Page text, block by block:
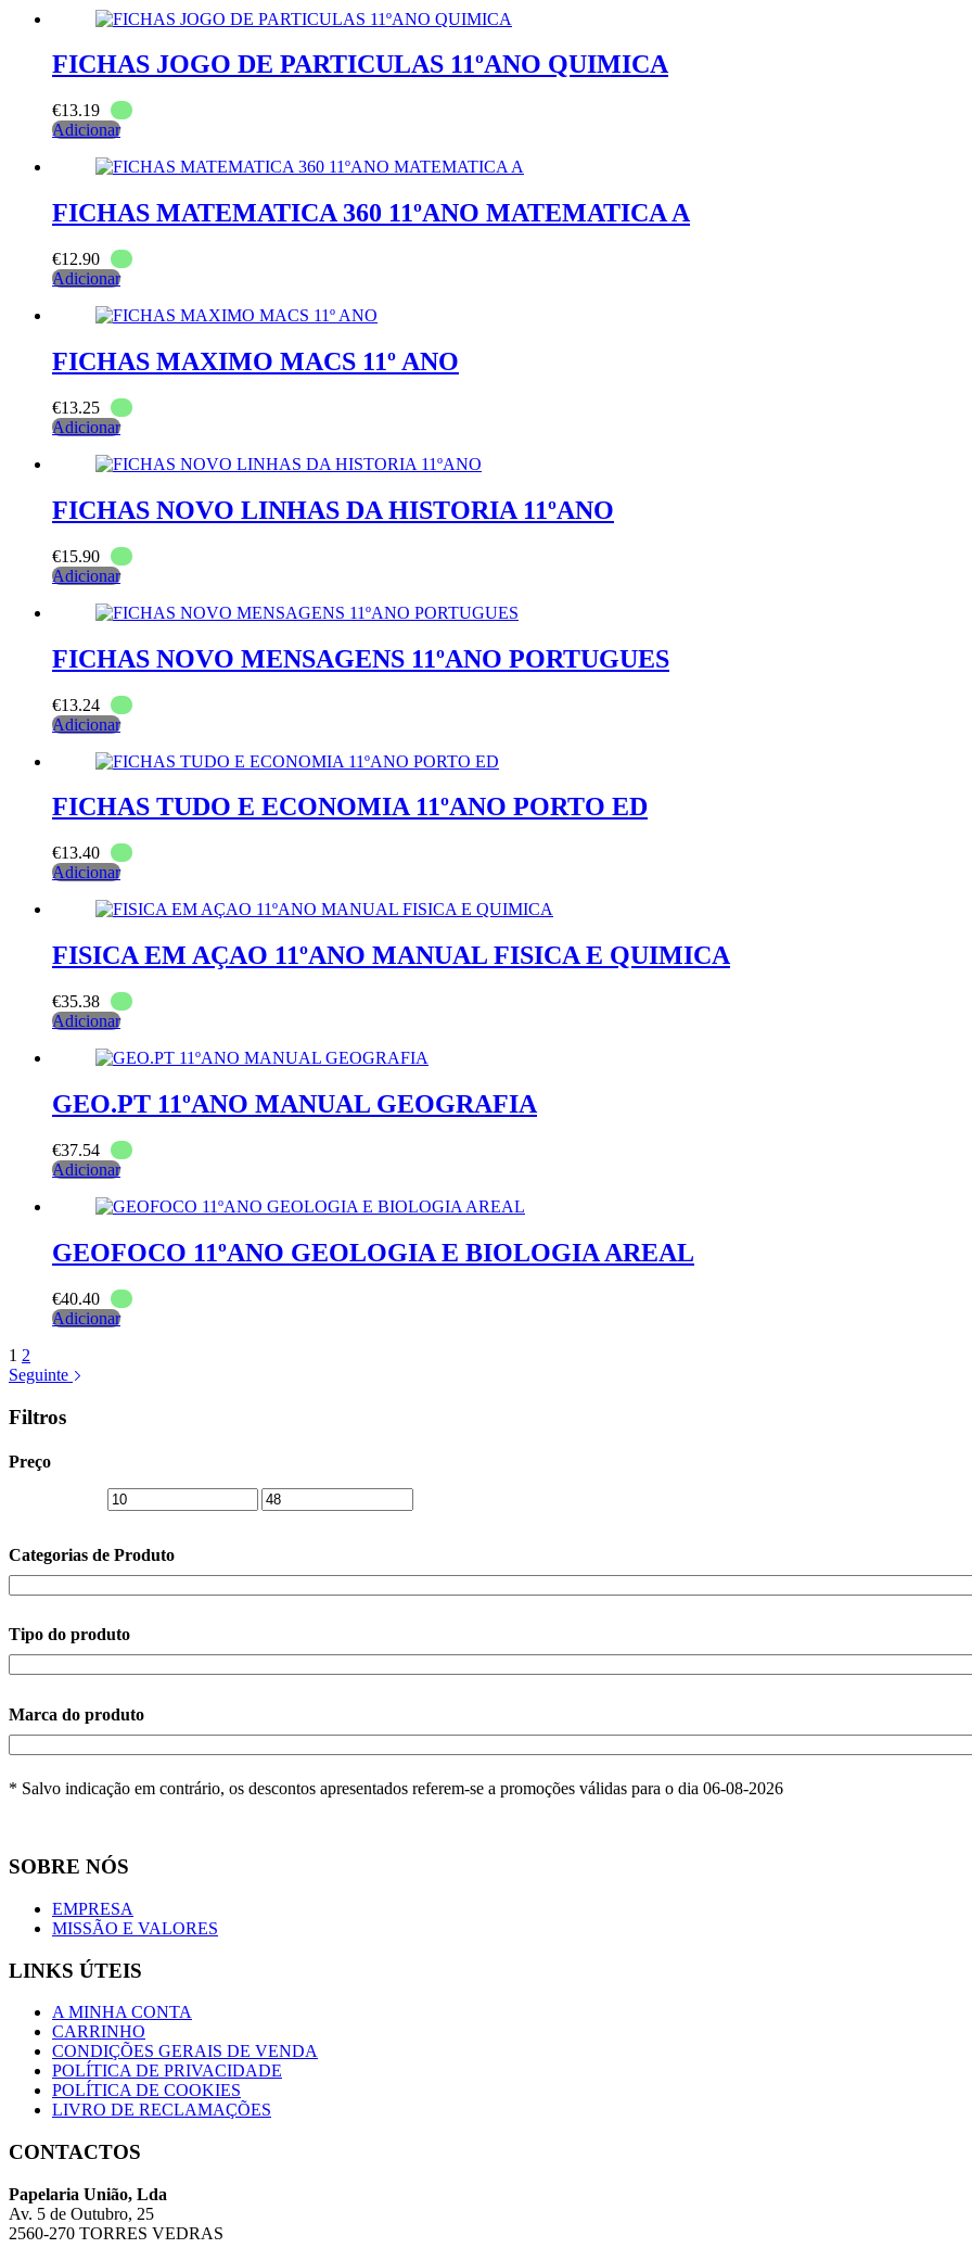
FICHAS JOGO DE PARTICULAS 11ºANO QUIMICA
€13.19
Adicionar
FICHAS MATEMATICA 360 11ºANO MATEMATICA A
€12.90
Adicionar
FICHAS MAXIMO MACS 11º ANO
€13.25
Adicionar
FICHAS NOVO LINHAS DA HISTORIA 11ºANO
€15.90
Adicionar
FICHAS NOVO MENSAGENS 11ºANO PORTUGUES
€13.24
Adicionar
FICHAS TUDO E ECONOMIA 11ºANO PORTO ED
€13.40
Adicionar
FISICA EM AÇAO 11ºANO MANUAL FISICA E QUIMICA
€35.38
Adicionar
GEO.PT 11ºANO MANUAL GEOGRAFIA
€37.54
Adicionar
GEOFOCO 11ºANO GEOLOGIA E BIOLOGIA AREAL
€40.40
Adicionar
1 2
Seguinte
Filtros
Preço
Categorias de Produto
Tipo do produto
Marca do produto
* Salvo indicação em contrário, os descontos apresentados referem-se a promoções válidas para o dia 06-08-2026
SOBRE NÓS
EMPRESA
MISSÃO E VALORES
LINKS ÚTEIS
A MINHA CONTA
CARRINHO
CONDIÇÕES GERAIS DE VENDA
POLÍTICA DE PRIVACIDADE
POLÍTICA DE COOKIES
LIVRO DE RECLAMAÇÕES
CONTACTOS
Papelaria União, Lda
Av. 5 de Outubro, 25
2560-270 TORRES VEDRAS